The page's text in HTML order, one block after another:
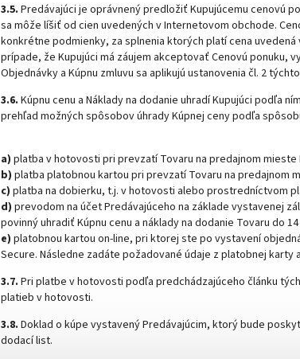
3.5. Predávajúci je oprávnený predložiť Kupujúcemu cenovú
sa môže líšiť od cien uvedených v Internetovom obchode.
konkrétne podmienky, za splnenia ktorých platí cena
prípade, že Kupujúci má záujem akceptovať Cenovú ponuku,
Objednávky a Kúpnu zmluvu sa aplikujú ustanovenia čl. 2 týchto
3.6. Kúpnu cenu a Náklady na dodanie uhradí Kupujúci podľa
prehľad možných spôsobov úhrady Kúpnej ceny podľa
a) platba v hotovosti pri prevzatí Tovaru na predajnom mieste
b) platba platobnou kartou pri prevzatí Tovaru na predajnom
c) platba na dobierku, t.j. v hotovosti alebo prostredníctvom
d) prevodom na účet Predávajúceho na základe vystavenej
povinný uhradiť Kúpnu cenu a náklady na dodanie Tovaru do
e) platobnou kartou on-line, pri ktorej ste po vystavení
Secure. Následne zadáte požadované údaje z platobnej
3.7. Pri platbe v hotovosti podľa predchádzajúceho článku
platieb v hotovosti.
3.8. Doklad o kúpe vystavený Predávajúcim, ktorý bude
dodací list.